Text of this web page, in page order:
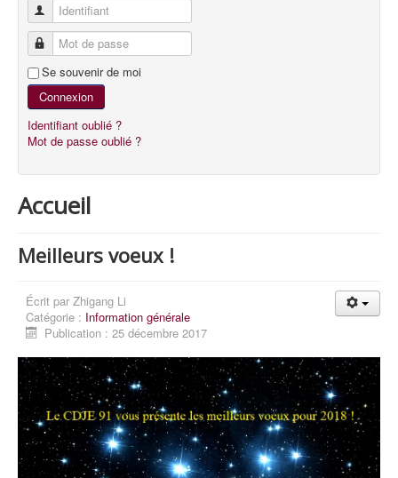
Identifiant
Mot de passe
Se souvenir de moi
Connexion
Identifiant oublié ?
Mot de passe oublié ?
Accueil
Meilleurs voeux !
Écrit par Zhigang Li
Catégorie : Information générale
Publication : 25 décembre 2017